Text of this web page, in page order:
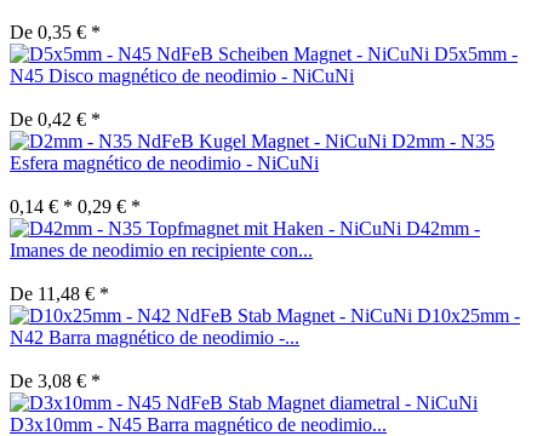
De 0,35 € *
D5x5mm -
N45 Disco magnético de neodimio - NiCuNi
De 0,42 € *
D2mm - N35
Esfera magnético de neodimio - NiCuNi
0,14 € * 0,29 € *
D42mm -
Imanes de neodimio en recipiente con...
De 11,48 € *
D10x25mm -
N42 Barra magnético de neodimio -...
De 3,08 € *
D3x10mm - N45 Barra magnético de neodimio...